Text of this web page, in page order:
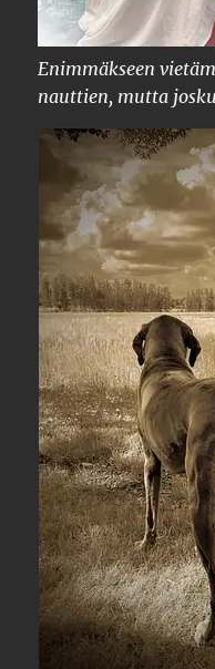
Enimmäkseen
nauttien, mutta